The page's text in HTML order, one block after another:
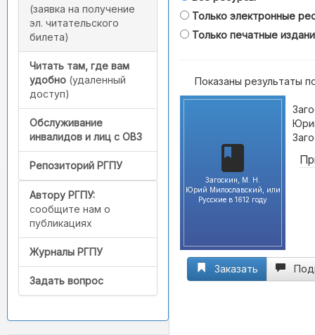
(заявка на получение
эл. читательского
билета)
Читать там, где вам
удобно (удаленный
доступ)
Обслуживание
инвалидов и лиц с ОВЗ
Репозиторий РГПУ
Автору РГПУ:
сообщите нам о
публикациях
Журналы РГПУ
Задать вопрос
Только электронные
Только печатные
Показаны результаты
Загоскин, М. Н.
Юрий Милославский, или
Русские в 1612 году
Заказать